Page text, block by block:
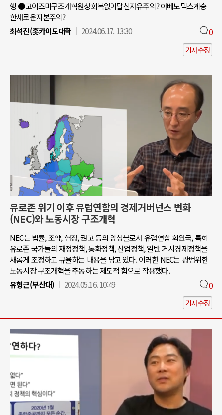
행 ●고이즈미구조개혁원상회복없이탈신자유주의? 아베노믹스계승
한새로운자본주의?
최석진(홋카이도대학
2024.06.17. 13:30 0
기사수정
유로존 위기 이후 유럽연합의 경제거버넌스 변화
(NEC)와 노동시장 구조개혁
NEC는 법률, 조약, 협정, 권고 등의 앙상블로서 유럽연합 회원국, 특히
유로존 국가들의 재정정책, 통화정책, 산업정책, 일반 거시경제정책을
새롭게 조정하고 규율하는 내용을 담고 있다. 이러한 NEC는 광범위한
노동시장 구조개혁을 추동하는 제도적 힘으로 작용했다.
유형근(부산대)
2024.05.16. 10:49 0
기사수정